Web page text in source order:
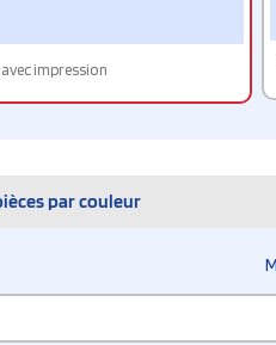
impression
par couleur